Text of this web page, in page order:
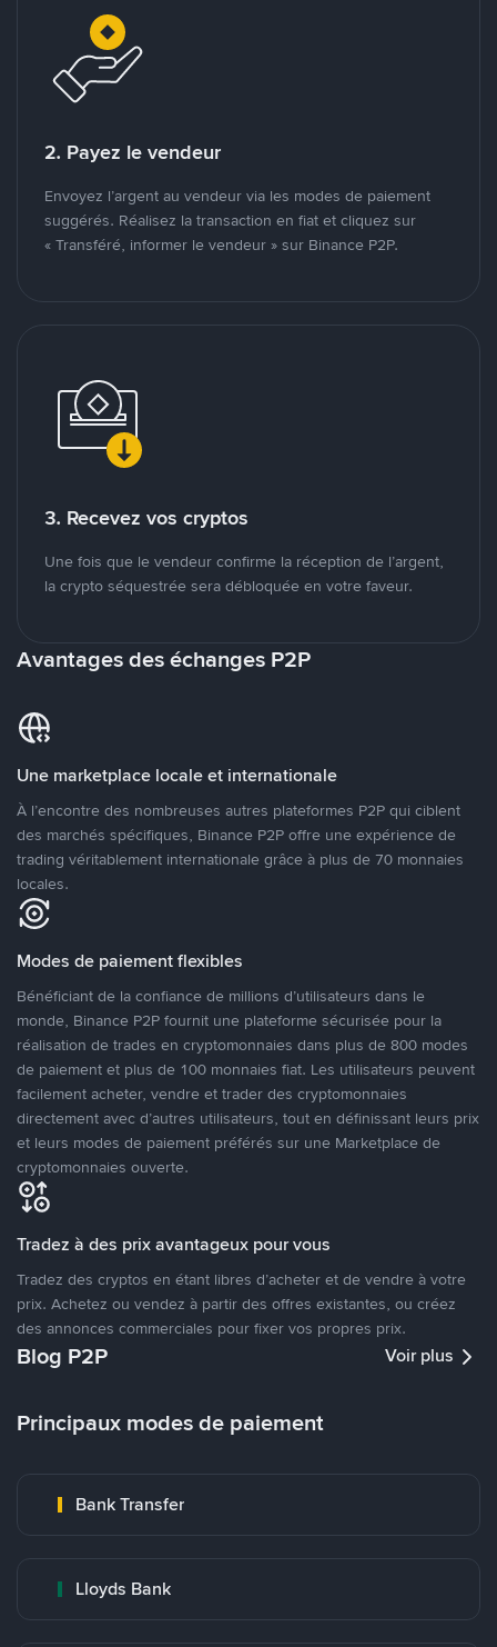
2. Payez le vendeur
Envoyez l’argent au vendeur via les modes de paiement
suggérés. Réalisez la transaction en fiat et cliquez sur
« Transféré, informer le vendeur » sur Binance P2P.
3. Recevez vos cryptos
Une fois que le vendeur confirme la réception de l’argent,
la crypto séquestrée sera débloquée en votre faveur.
Avantages des échanges P2P
Une marketplace locale et internationale
À l’encontre des nombreuses autres plateformes P2P qui ciblent
des marchés spécifiques, Binance P2P offre une expérience de
trading véritablement internationale grâce à plus de 70 monnaies
locales.
Modes de paiement flexibles
Bénéficiant de la confiance de millions d’utilisateurs dans le
monde, Binance P2P fournit une plateforme sécurisée pour la
réalisation de trades en cryptomonnaies dans plus de 800 modes
de paiement et plus de 100 monnaies fiat. Les utilisateurs peuvent
facilement acheter, vendre et trader des cryptomonnaies
directement avec d’autres utilisateurs, tout en définissant leurs prix
et leurs modes de paiement préférés sur une Marketplace de
cryptomonnaies ouverte.
Tradez à des prix avantageux pour vous
Tradez des cryptos en étant libres d’acheter et de vendre à votre
prix. Achetez ou vendez à partir des offres existantes, ou créez
des annonces commerciales pour fixer vos propres prix.
Blog P2P Voir plus
Principaux modes de paiement
Bank Transfer
Lloyds Bank